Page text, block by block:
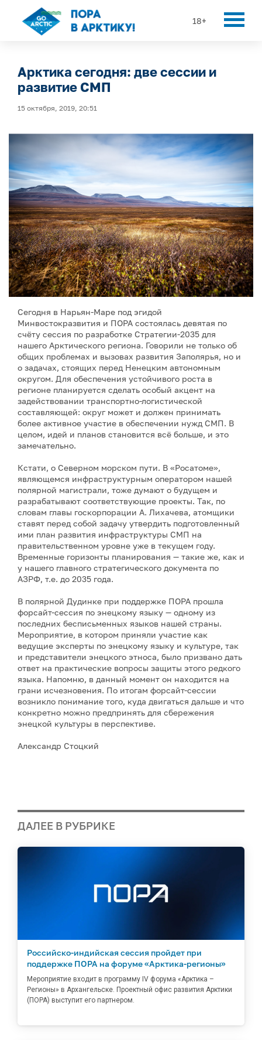
18+
Арктика сегодня: две сессии и
развитие СМП
15 октября, 2019, 20:51
Сегодня в Нарьян-Маре под эгидой
Минвостокразвития и ПОРА состоялась девятая по
счёту сессия по разработке Стратегии-2035 для
нашего Арктического региона. Говорили не только об
общих проблемах и вызовах развития Заполярья, но и
о задачах, стоящих перед Ненецким автономным
округом. Для обеспечения устойчивого роста в
регионе планируется сделать особый акцент на
задействовании транспортно-логистической
составляющей: округ может и должен принимать
более активное участие в обеспечении нужд СМП. В
целом, идей и планов становится всё больше, и это
замечательно.
Кстати, о Северном морском пути. В «Росатоме»,
являющемся инфраструктурным оператором нашей
полярной магистрали, тоже думают о будущем и
разрабатывают соответствующие проекты. Так, по
словам главы госкорпорации А. Лихачева, атомщики
ставят перед собой задачу утвердить подготовленный
ими план развития инфраструктуры СМП на
правительственном уровне уже в текущем году.
Временные горизонты планирования — такие же, как и
у нашего главного стратегического документа по
АЗРФ, т.е. до 2035 года.
В полярной Дудинке при поддержке ПОРА прошла
форсайт-сессия по энецкому языку — одному из
последних бесписьменных языков нашей страны.
Мероприятие, в котором приняли участие как
ведущие эксперты по энецкому языку и культуре, так
и представители энецкого этноса, было призвано дать
ответ на практические вопросы защиты этого редкого
языка. Напомню, в данный момент он находится на
грани исчезновения. По итогам форсайт-сессии
возникло понимание того, куда двигаться дальше и что
конкретно можно предпринять для сбережения
энецкой культуры в перспективе.
Александр Стоцкий
ДАЛЕЕ В РУБРИКЕ
Российско-индийская сессия пройдет при
поддержке ПОРА на форуме «Арктика-регионы»
Мероприятие входит в программу IV форума «Арктика –
Регионы» в Архангельске. Проектный офис развития Арктики
(ПОРА) выступит его партнером.